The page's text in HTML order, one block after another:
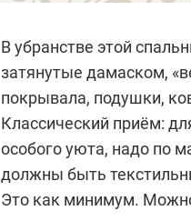
В убранстве этой
затянутые дамаском,
покрывала, подушки,
Классический приём:
особого уюта, надо по
должны быть
Это как минимум.